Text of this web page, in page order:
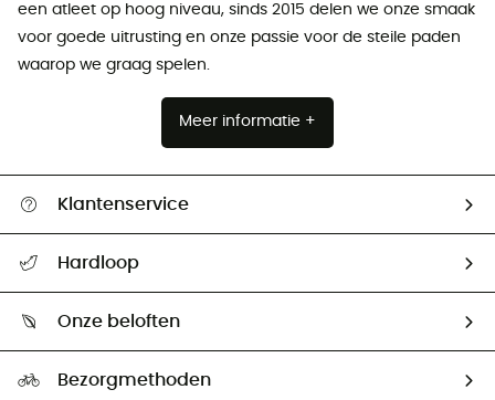
een atleet op hoog niveau, sinds 2015 delen we onze smaak
voor goede uitrusting en onze passie voor de steile paden
waarop we graag spelen.
Meer informatie +
Klantenservice
Mijn zending volgen
Retourzendingen & Terugbetalingen
Hardloop
Ambassadeurs
Onze beloften
Bezorgmethoden